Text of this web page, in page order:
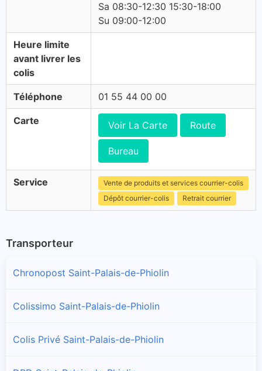
Sa 08:30-12:30 15:30-18:00
Su 09:00-12:00
Heure limite
avant livrer les
colis
Téléphone 01 55 44 00 00
Carte Voir La Carte Route
Bureau
Service
Vente de produits et services courrier-colis
Dépôt courrier-colis
Retrait courrier
Transporteur
Chronopost Saint-Palais-de-Phiolin
Colissimo Saint-Palais-de-Phiolin
Colis Privé Saint-Palais-de-Phiolin